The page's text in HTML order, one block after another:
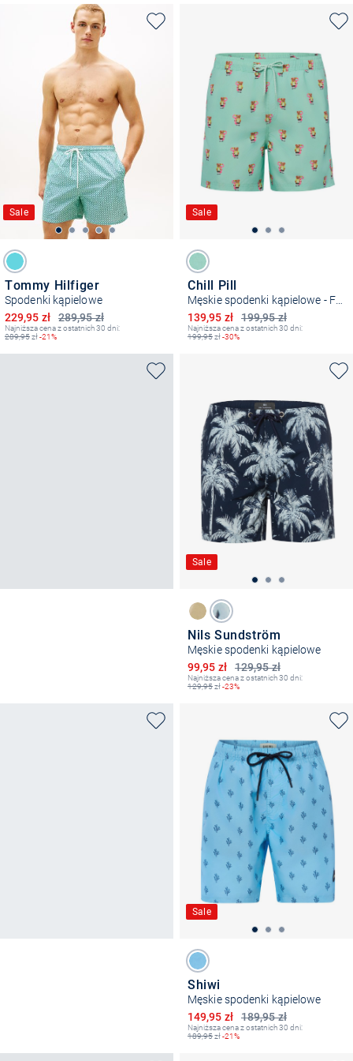
Sale
Tommy Hilfiger
Spodenki kąpielowe
289,95 zł
Obniżona cena
229,95 zł
Najniższa cena z ostatnich 30 dni:
289,95zł-21%
Sale
Chill Pill
Męskie spodenki kąpielowe - Floating Bear
199,95 zł
Obniżona cena
139,95 zł
Najniższa cena z ostatnich 30 dni:
199,95zł-30%
Sale
Nils Sundström
Męskie spodenki kąpielowe
129,95 zł
Obniżona cena
99,95 zł
Najniższa cena z ostatnich 30 dni:
129,95zł-23%
Sale
Shiwi
Męskie spodenki kąpielowe
189,95 zł
Obniżona cena
149,95 zł
Najniższa cena z ostatnich 30 dni:
189,95zł-21%